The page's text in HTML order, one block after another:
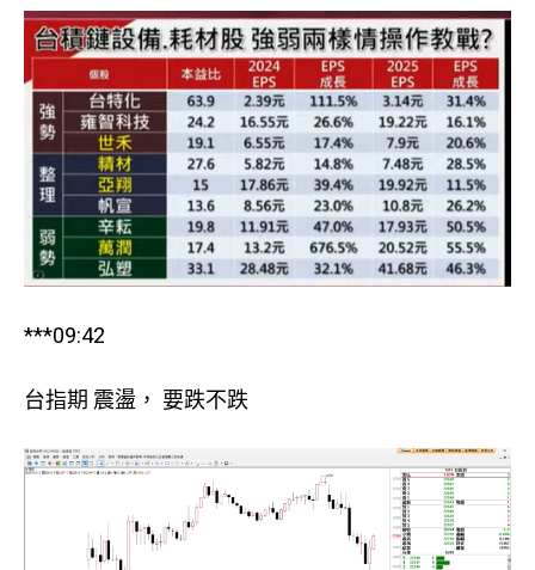
***09:42
台指期 震盪， 要跌不跌